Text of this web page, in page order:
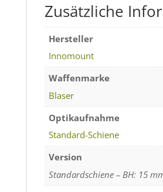
Zusätzliche
Hersteller
Innomount
Waffenmarke
Blaser
Optikaufnahme
Standard-Schiene
Version
Standardschiene – BH: 15